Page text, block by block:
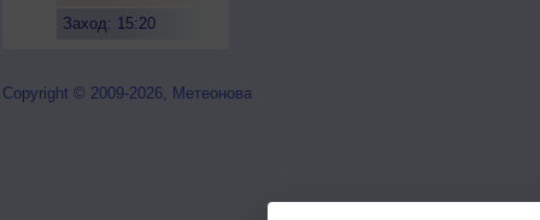
Заход: 15:20
Copyright © 2009-2026, Метеонова